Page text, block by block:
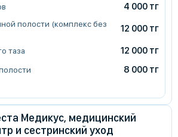
4 000 тг
полости (комплекс без
12 000 тг
таза 12 000 тг
8 000 тг
Медикус, медицинский
и сестринский уход